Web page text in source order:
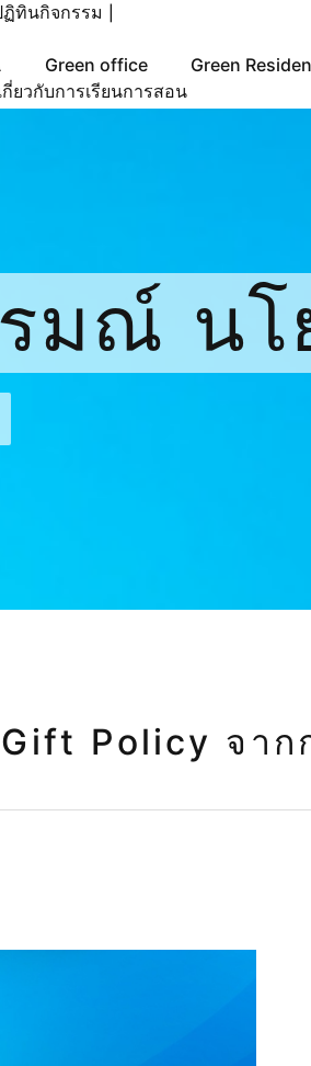
ทินกิจกรรม
Green office Green
กี่ยวกับการเรียนการสอน
มณ์ นโ
การปฏิ
Policy จาก